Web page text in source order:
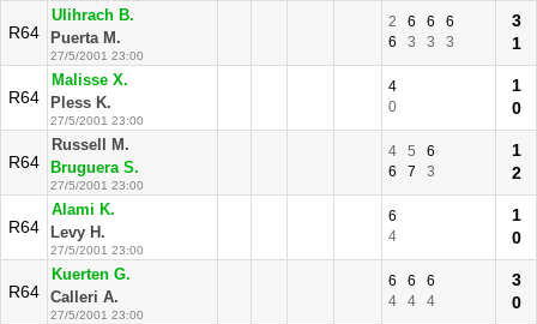
R64
Ulihrach B.
Puerta M.
27/5/2001 23:00
2 6 6
6
6
3 3 3
3
1
R64
Malisse X.
Pless K.
27/5/2001 23:00
4
0
1
0
R64
Russell M.
Bruguera S.
27/5/2001 23:00
4 5
6
6
7 3
1
2
R64
Alami K.
Levy H.
27/5/2001 23:00
6
4
1
0
R64
Kuerten G.
Calleri A.
27/5/2001 23:00
6 6
6
4
4 4
3
0